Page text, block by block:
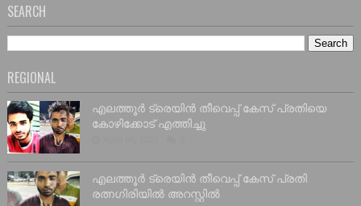
SEARCH
REGIONAL
എലത്തൂർ ട്രെയിൻ തീവെപ്പ് കേസ് പ്രതിയെ
കോഴിക്കോട് എത്തിച്ചു
എലത്തൂർ ട്രെയിൻ തീവെപ്പ് കേസ് പ്രതി
രത്നഗിരിയിൽ അറസ്റ്റിൽ